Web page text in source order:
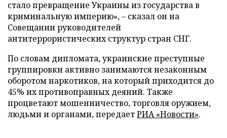
стало превращение Украины из государства в
криминальную империю», – сказал он на
Совещании руководителей
антитеррористических структур стран СНГ.
По словам дипломата, украинские преступные
группировки активно занимаются незаконным
оборотом наркотиков, на который приходится до
45% их противоправных деяний. Также
процветают мошенничество, торговля оружием,
людьми и органами, передаетРИА «Новости».